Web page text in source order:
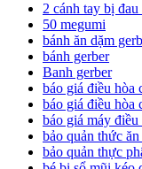
2 cánh tay bị
50 megumi
bánh ăn dặm
bánh gerber
Banh gerber
báo giá điều hòa
báo giá điều hòa
báo giá máy điều
bảo quản thức
bảo quản thực